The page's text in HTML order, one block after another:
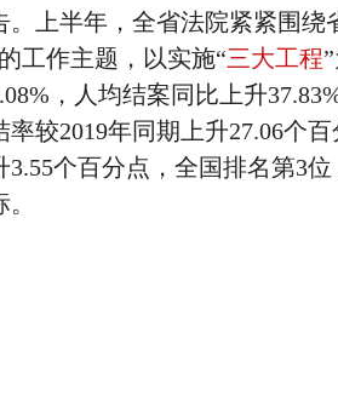
。上半年，全省法院紧紧围绕
工作主题，以实施“三大工程
，人均结案同比上升
较2019年同期上升27.06个
3.55个百分点，全国排名第3